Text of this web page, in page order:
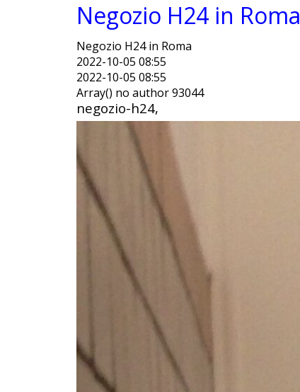
Negozio H24 in Roma
Negozio H24 in Roma
2022-10-05 08:55
2022-10-05 08:55
Array() no author 93044
negozio-h24,